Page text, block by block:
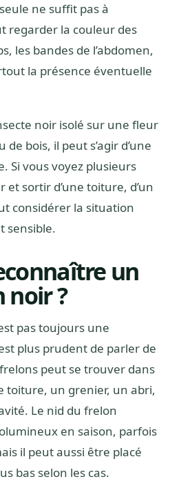
ne suffit pas à
regarder la couleur des
les bandes de l’abdomen,
la présence éventuelle
noir isolé sur une fleur
bois, il peut s’agir d’une
Si vous voyez plusieurs
sortir d’une toiture, d’un
considérer la situation
sensible.
un
noir ?
pas toujours une
plus prudent de parler de
peut se trouver dans
toiture, un grenier, un abri,
Le nid du frelon
en saison, parfois
il peut aussi être placé
bas selon les cas.